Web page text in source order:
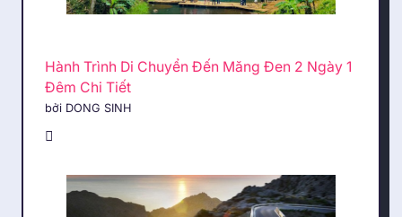
Hành Trình Di Chuyển Đến Măng Đen 2 Ngày 1
Đêm Chi Tiết
bởi DONG SINH